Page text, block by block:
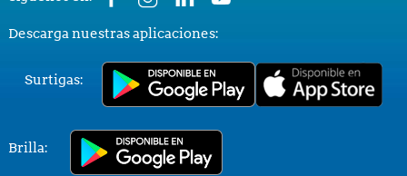
Descarga nuestras aplicaciones:
Surtigas:
Brilla: